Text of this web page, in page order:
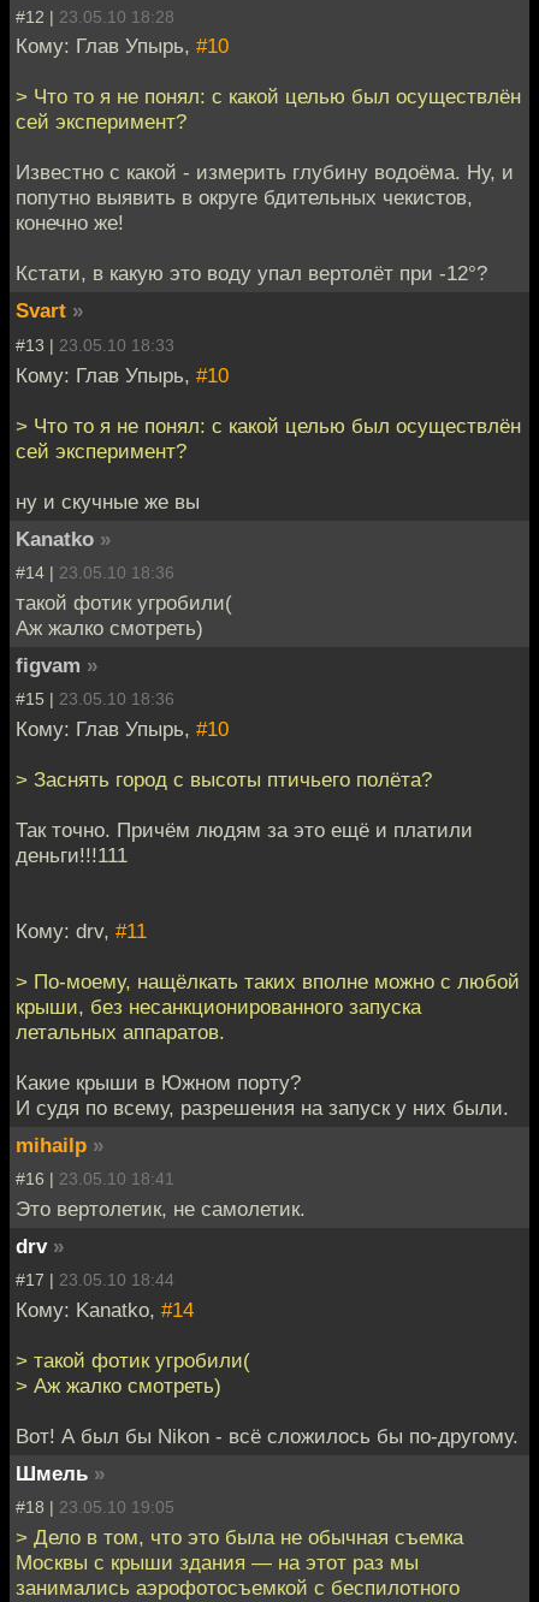
#12 | 23.05.10 18:28
Кому: Глав Упырь, #10
> Что то я не понял: с какой целью был осуществлён
сей эксперимент?
Известно с какой - измерить глубину водоёма. Ну, и
попутно выявить в округе бдительных чекистов,
конечно же!
Кстати, в какую это воду упал вертолёт при -12°?
Svart »
#13 | 23.05.10 18:33
Кому: Глав Упырь, #10
> Что то я не понял: с какой целью был осуществлён
сей эксперимент?
ну и скучные же вы
Kanatko »
#14 | 23.05.10 18:36
такой фотик угробили(
Аж жалко смотреть)
figvam »
#15 | 23.05.10 18:36
Кому: Глав Упырь, #10
> Заснять город с высоты птичьего полёта?
Так точно. Причём людям за это ещё и платили
деньги!!!111
Кому: drv, #11
> По-моему, нащёлкать таких вполне можно с любой
крыши, без несанкционированного запуска
летальных аппаратов.
Какие крыши в Южном порту?
И судя по всему, разрешения на запуск у них были.
mihailp »
#16 | 23.05.10 18:41
Это вертолетик, не самолетик.
drv »
#17 | 23.05.10 18:44
Кому: Kanatko, #14
> такой фотик угробили(
> Аж жалко смотреть)
Вот! А был бы Nikon - всё сложилось бы по-другому.
Шмель »
#18 | 23.05.10 19:05
> Дело в том, что это была не обычная съемка
Москвы с крыши здания — на этот раз мы
занимались аэрофотосъемкой с беспилотного